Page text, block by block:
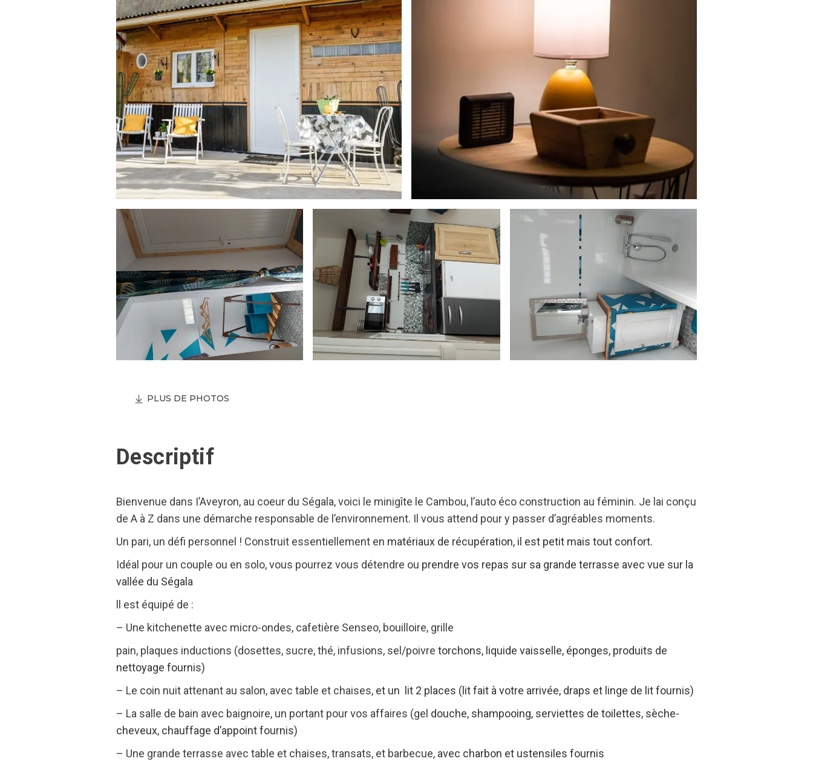
PLUS DE PHOTOS
Descriptif
Bienvenue dans I’Aveyron, au coeur du Ségala, voici le minigîte le Cambou, l’auto éco construction au féminin. Je lai conçu
de A à Z dans une démarche responsable de l’environnement. Il vous attend pour y passer d’agréables moments.
Un pari, un défi personnel ! Construit essentiellement en matériaux de récupération, il est petit mais tout confort.
Idéal pour un couple ou en solo, vous pourrez vous détendre ou prendre vos repas sur sa grande terrasse avec vue sur la
vallée du Ségala
ll est équipé de :
– Une kitchenette avec micro-ondes, cafetière Senseo, bouilloire, grille
pain, plaques inductions (dosettes, sucre, thé, infusions, sel/poivre torchons, liquide vaisselle, éponges, produits de
nettoyage fournis)
– Le coin nuit attenant au salon, avec table et chaises, et un lit 2 places (lit fait à votre arrivée, draps et linge de lit fournis)
– La salle de bain avec baignoire, un portant pour vos affaires (gel douche, shampooing, serviettes de toilettes, sèche-
cheveux, chauffage d’appoint fournis)
– Une grande terrasse avec table et chaises, transats, et barbecue, avec charbon et ustensiles fournis